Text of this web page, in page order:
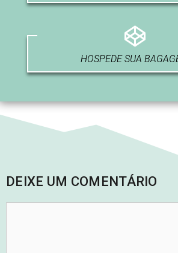
HOSPEDE SUA
DEIXE UM COMENTÁRIO